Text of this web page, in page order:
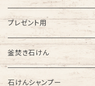
プレゼント用
釜焚き石けん
石けんシャンプー
釜焚き石けん
オリーブ石けん（無添加）
石けんシャンプー